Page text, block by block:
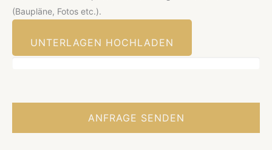
UNTERLAGEN HOCHLADEN
(Baupläne, Fotos etc.).